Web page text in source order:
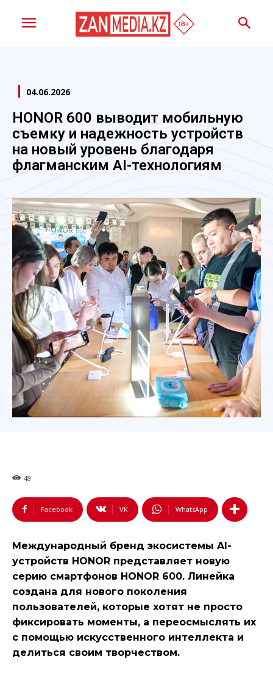
04.06.2026
HONOR 600 выводит мобильную
съемку и надежность устройств
на новый уровень благодаря
флагманским AI-технологиям
48
Facebook VK WhatsApp
Международный бренд экосистемы AI-
устройств HONOR представляет новую
серию смартфонов HONOR 600. Линейка
создана для нового поколения
пользователей, которые хотят не просто
фиксировать моменты, а переосмыслять их
с помощью искусственного интеллекта и
делиться своим творчеством.